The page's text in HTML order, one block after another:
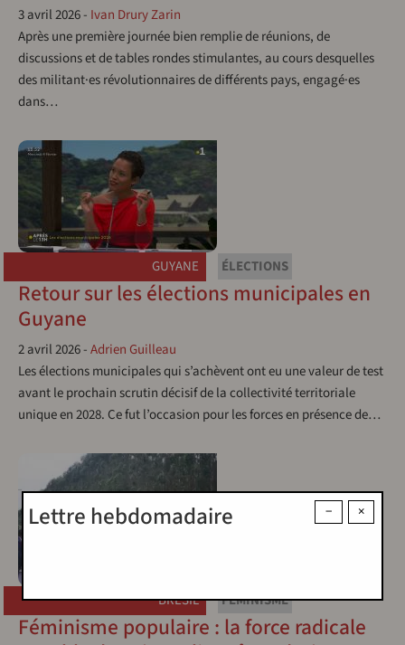
3 avril 2026- Ivan Drury Zarin
Après une première journée bien remplie de réunions, de
discussions et de tables rondes stimulantes, au cours desquelles
des militant·es révolutionnaires de différents pays, engagé·es
dans…
GUYANE ÉLECTIONS
Retour sur les élections municipales en
Guyane
2 avril 2026-Adrien Guilleau
Les élections municipales qui s’achèvent ont eu une valeur de test
avant le prochain scrutin décisif de la collectivité territoriale
unique en 2028. Ce fut l’occasion pour les forces en présence de…
BRÉSIL FÉMINISME
Féminisme populaire : la force radicale
×
−
Lettre hebdomadaire